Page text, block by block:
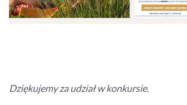
Dziękujemy za udział w konkursie.